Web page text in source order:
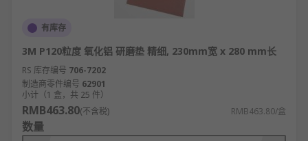
有库存
3M P120粒度 氧化铝 研磨垫 精细, 230mm宽 x 280 mm长
RS 库存编号 706-7202
制造商零件编号 62901
小计（1 盒，共 25 件）
RMB463.80(不含税) RMB463.80/盒
数量